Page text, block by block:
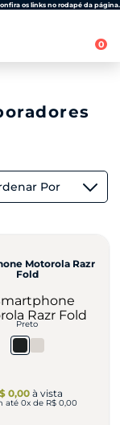
os links no rodapé da página.
0
Por
Motorola Razr
Fold
Preto
0,00à vista
até 0x de R$ 0,00